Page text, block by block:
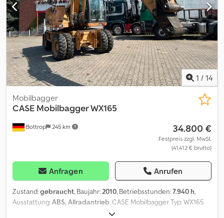
1 / 14
Bottrop 245 km
Mobilbagger
CASE Mobilbagger WX165
34.800 €
Festpreis zzgl. MwSt.
(41.412 € brutto)
Anfragen Anrufen
Zustand:gebraucht, Baujahr:2010, Betriebsstunden:7.940 h,
Ausstattung:ABS, Allradantrieb, CASE Mobilbagger Typ: WX165
(Hydraulic Exavator) Typ approval number: N211 Motorhersteller :